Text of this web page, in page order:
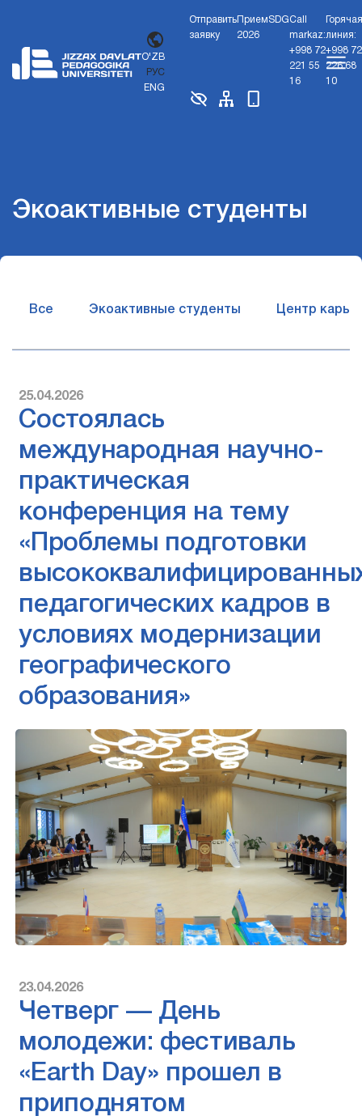
O'ZB
РУС
ENG
Отправить
заявку
Прием
2026
SDGCall
markaz:
+998 72
221 55
16
Горячая
линия:
+998 72
226 68
10
Экоактивные студенты
Все Экоактивные студенты Центр
25.04.2026
Состоялась
международная научно-
практическая
конференция на тему
«Проблемы подготовки
педагогических кадров в
условиях модернизации
географического
образования»
23.04.2026
Четверг — День
молодежи: фестиваль
«Earth Day» прошел в
приподнятом